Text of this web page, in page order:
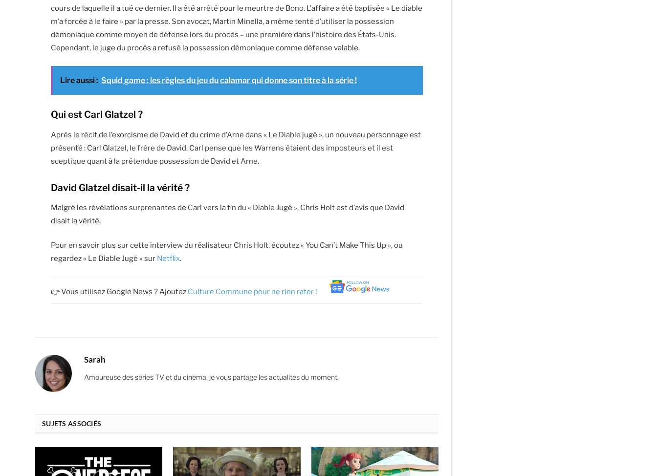
cours de laquelle il a tué ce dernier. Il a été arrêté pour le meurtre de Bono. L’affaire a été baptisée « Le diable
m’a forcée à le faire » par la presse. Son avocat, Martin Minella, a même tenté d’utiliser la possession
démoniaque comme moyen de défense lors du procès – une première dans l’histoire des États-Unis.
Cependant, le juge du procès a refusé la possession démoniaque comme défense valable.
Lire aussi : Squid game : les règles du jeu du calamar qui donne son titre à la série !
Qui est Carl Glatzel ?
Après le récit de l’exorcisme de David et du crime d’Arne dans « Le Diable jugé », un nouveau personnage est
présenté : Carl Glatzel, le frère de David. Carl pense que les Warrens étaient des imposteurs et il est
sceptique quant à la prétendue possession de David et Arne.
David Glatzel disait-il la vérité ?
Malgré les révélations surprenantes de Carl vers la fin du « Diable Jugé », Chris Holt est d’avis que David
disait la vérité.
Pour en savoir plus sur cette interview du réalisateur Chris Holt, écoutez « You Can’t Make This Up », ou
regardez « Le Diable Jugé » sur Netflix.
👉 Vous utilisez Google News ? Ajoutez Culture Commune pour ne rien rater !
Sarah
Amoureuse des séries TV et du cinéma, je vous partage les actualités du moment.
SUJETS ASSOCIÉS